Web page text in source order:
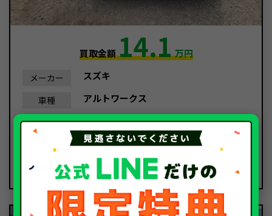
買取金額14.1万円
メーカー スズキ
車種 アルトワークス
年式 平成28年/2016年
119,548Km
種別 事故車